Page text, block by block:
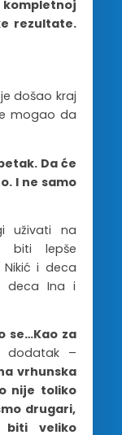
rezultate.
došao kraj
mogao da
Da će
I ne samo
uživati na
biti lepše
i deca
deca Ina i
se…Kao za
dodatak –
vrhunska
nije toliko
drugari,
biti veliko